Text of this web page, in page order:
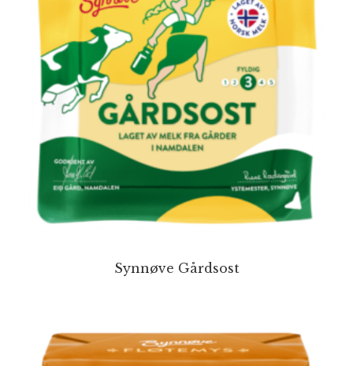
Synnøve Gårdsost